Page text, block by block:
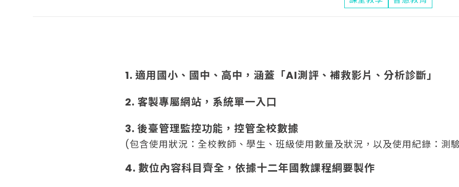
1. 適用國小、國中、高中，涵蓋「AI測評、補救影片、分析診斷」
2. 客製專屬網站，系統單一入口
3. 後臺管理監控功能，控管全校數據
(包含使用狀況：全校教師、學生、班級使用數量及狀況，以及使用紀錄：測
4. 數位內容科目齊全，依據十二年國教課程綱要製作